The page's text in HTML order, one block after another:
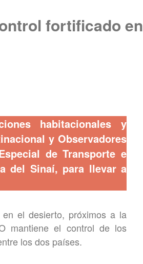
fortificado en
habitacionales y
y Observadores
de Transporte e
del Sinaí, para llevar a
en el desierto, próximos a la
mantiene el control de los
los dos países.